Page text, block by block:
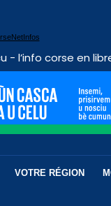
- l’info corse en
VOTRE RÉGION